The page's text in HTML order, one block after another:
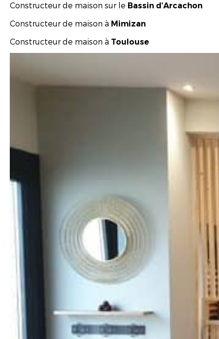
Constructeur de maison sur le Bassin d’Arcachon
Constructeur de maison à Mimizan
Constructeur de maison à Toulouse